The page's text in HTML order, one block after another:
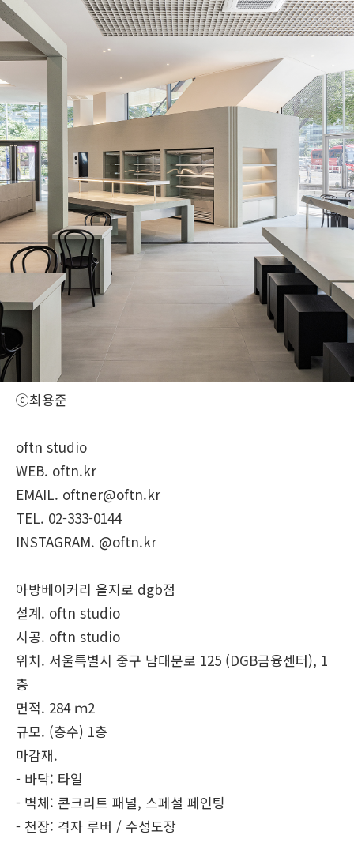
ⓒ최용준
oftn studio
WEB. oftn.kr
EMAIL. oftner@oftn.kr
TEL. 02-333-0144
INSTAGRAM. @oftn.kr
아방베이커리 을지로 dgb점
설계. oftn studio
시공. oftn studio
위치. 서울특별시 중구 남대문로 125 (DGB금융센터), 1
층
면적. 284 ｍ2
규모. (층수) 1층
마감재.
- 바닥: 타일
- 벽체: 콘크리트 패널, 스페셜 페인팅
- 천장: 격자 루버 / 수성도장